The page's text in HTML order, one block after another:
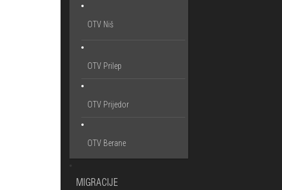
OTV Niš
OTV Prilep
OTV Prijedor
OTV Berane
MIGRACIJE